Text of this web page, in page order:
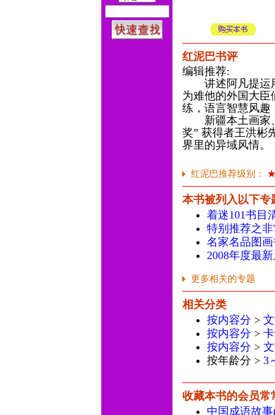
红泥巴书评
编辑推荐:
讲述阿凡提运用
为难他的外国大
练，语言智慧风
新疆本土画家、
奖” 获得者王洪彬
界里的异域风情。
红泥巴推荐级别：
本书被列入以下专
着迷101书目
特别推荐之
名家名品图
2008年度最
更多相关的专题
相关分类
按内容分 >
按内容分 >
按内容分 >
按年龄分 > 3
收藏本书的会员常
中国成语故